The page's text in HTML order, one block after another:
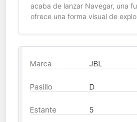
acaba de lanzar Navegar, una
ofrece una forma visual de